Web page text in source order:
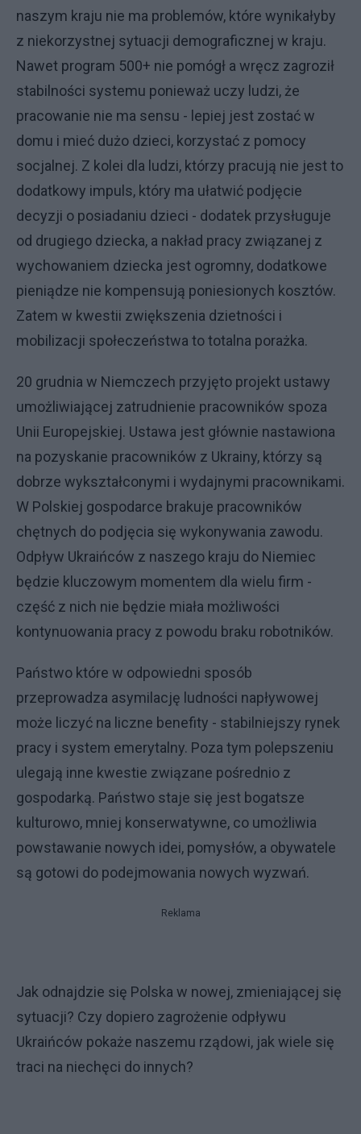
naszym kraju nie ma problemów, które wynikałyby
z niekorzystnej sytuacji demograficznej w kraju.
Nawet program 500+ nie pomógł a wręcz zagroził
stabilności systemu ponieważ uczy ludzi, że
pracowanie nie ma sensu - lepiej jest zostać w
domu i mieć dużo dzieci, korzystać z pomocy
socjalnej. Z kolei dla ludzi, którzy pracują nie jest to
dodatkowy impuls, który ma ułatwić podjęcie
decyzji o posiadaniu dzieci - dodatek przysługuje
od drugiego dziecka, a nakład pracy związanej z
wychowaniem dziecka jest ogromny, dodatkowe
pieniądze nie kompensują poniesionych kosztów.
Zatem w kwestii zwiększenia dzietności i
mobilizacji społeczeństwa to totalna porażka.
20 grudnia w Niemczech przyjęto projekt ustawy
umożliwiającej zatrudnienie pracowników spoza
Unii Europejskiej. Ustawa jest głównie nastawiona
na pozyskanie pracowników z Ukrainy, którzy są
dobrze wykształconymi i wydajnymi pracownikami.
W Polskiej gospodarce brakuje pracowników
chętnych do podjęcia się wykonywania zawodu.
Odpływ Ukraińców z naszego kraju do Niemiec
będzie kluczowym momentem dla wielu firm -
część z nich nie będzie miała możliwości
kontynuowania pracy z powodu braku robotników.
Państwo które w odpowiedni sposób
przeprowadza asymilację ludności napływowej
może liczyć na liczne benefity - stabilniejszy rynek
pracy i system emerytalny. Poza tym polepszeniu
ulegają inne kwestie związane pośrednio z
gospodarką. Państwo staje się jest bogatsze
kulturowo, mniej konserwatywne, co umożliwia
powstawanie nowych idei, pomysłów, a obywatele
są gotowi do podejmowania nowych wyzwań.
Reklama
Jak odnajdzie się Polska w nowej, zmieniającej się
sytuacji? Czy dopiero zagrożenie odpływu
Ukraińców pokaże naszemu rządowi, jak wiele się
traci na niechęci do innych?